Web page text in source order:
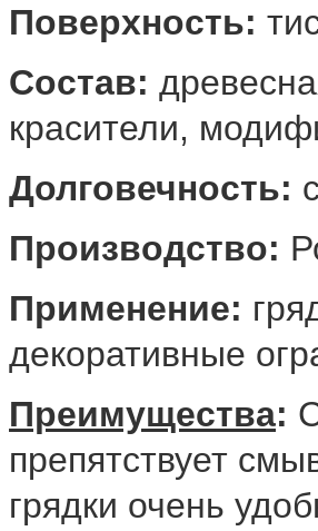
Поверхность:
Состав:
красители,
Долговечность:
Производство:
Применение:
декоративные
Преимущества:
препятствует
грядки очень